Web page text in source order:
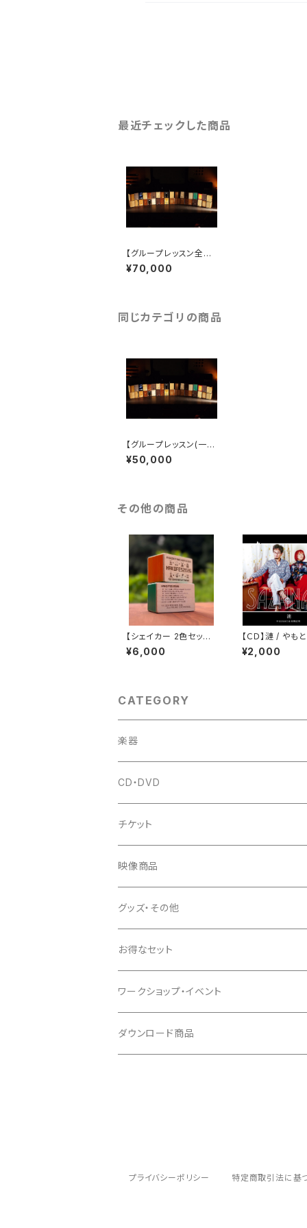
最近チェックした商品
【グループレッスン全国】
ダブル講師によるカホ
ングループレッスン【２
¥70,000
同じカテゴリの商品
【グループレッスン(一都
三県)】ダブル講師によ
るカホングループレッス
¥50,000
その他の商品
【シェイカー 2色セット】
HAKO FES 2026 ツア
ーシェイカー = HM C
¥6,000
【ＣＤ】漣 / やも
＆村岡広司
¥2,000
CATEGORY
楽器
CD・DVD
チケット
映像商品
グッズ・その他
お得なセット
ワークショップ・イベント
ダウンロード商品
プライバシーポリシー 特定商取引法に基